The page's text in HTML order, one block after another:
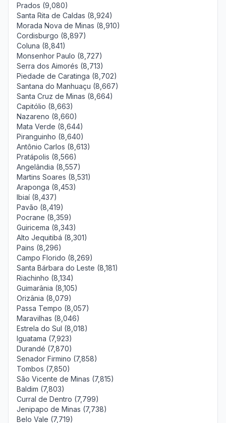
Prados (9,080)
Santa Rita de Caldas (8,924)
Morada Nova de Minas (8,910)
Cordisburgo (8,897)
Coluna (8,841)
Monsenhor Paulo (8,727)
Serra dos Aimorés (8,713)
Piedade de Caratinga (8,702)
Santana do Manhuaçu (8,667)
Santa Cruz de Minas (8,664)
Capitólio (8,663)
Nazareno (8,660)
Mata Verde (8,644)
Piranguinho (8,640)
Antônio Carlos (8,613)
Pratápolis (8,566)
Angelândia (8,557)
Martins Soares (8,531)
Araponga (8,453)
Ibiaí (8,437)
Pavão (8,419)
Pocrane (8,359)
Guiricema (8,343)
Alto Jequitibá (8,301)
Pains (8,296)
Campo Florido (8,269)
Santa Bárbara do Leste (8,181)
Riachinho (8,134)
Guimarânia (8,105)
Orizânia (8,079)
Passa Tempo (8,057)
Maravilhas (8,046)
Estrela do Sul (8,018)
Iguatama (7,923)
Durandé (7,870)
Senador Firmino (7,858)
Tombos (7,850)
São Vicente de Minas (7,815)
Baldim (7,803)
Curral de Dentro (7,799)
Jenipapo de Minas (7,738)
Belo Vale (7,719)